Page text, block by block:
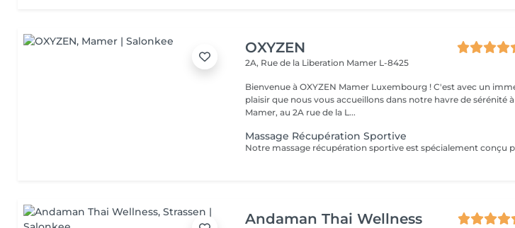
OXYZEN
2A, Rue de la Liberation Mamer L-8425
Bienvenue à OXYZEN Mamer Luxembourg ! C'est avec un immense
plaisir que nous vous accueillons dans notre havre de sérénité à
Mamer, au 2A rue de la L...
Massage Récupération Sportive
Andaman Thai Wellness